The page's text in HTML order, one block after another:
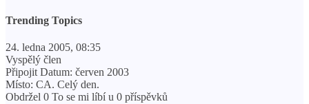
Trending Topics
24. ledna 2005, 08:35
Vyspělý člen
Připojit Datum: červen 2003
Místo: CA. Celý den.
Obdržel 0 To se mi líbí u 0 příspěvků